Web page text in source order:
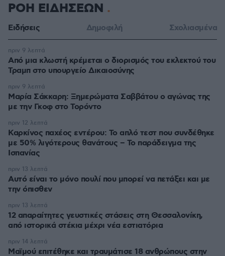
ΡΟΗ ΕΙΔΗΣΕΩΝ
Ειδήσεις Δημοφιλή Σχολιασμένα
Από μια κλωστή κρέμεται ο διορισμός του εκλεκτού του
Τραμπ στο υπουργείο Δικαιοσύνης
πριν 9 λεπτά
Μαρία Σάκκαρη: Ξημερώματα Σαββάτου ο αγώνας της
με την Γκοφ στο Τορόντο
πριν 9 λεπτά
Καρκίνος παχέος εντέρου: Το απλό τεστ που συνδέθηκε
με 50% λιγότερους θανάτους – Το παράδειγμα της
Ισπανίας
πριν 12 λεπτά
Αυτό είναι το μόνο πουλί που μπορεί να πετάξει και με
την όπισθεν
πριν 13 λεπτά
12 απαραίτητες γευστικές στάσεις στη Θεσσαλονίκη,
από ιστορικά στέκια μέχρι νέα εστιατόρια
πριν 13 λεπτά
Μαϊμού επιτέθηκε και τραυμάτισε 18 ανθρώπους στην
πριν 14 λεπτά